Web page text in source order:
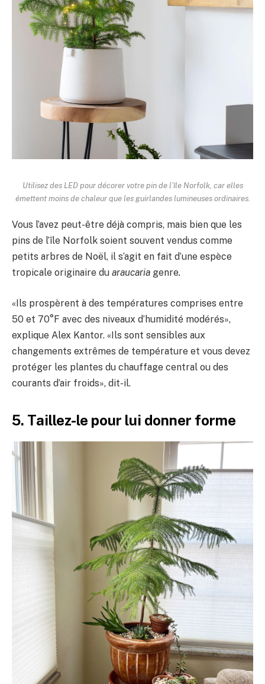
Utilisez des LED pour décorer votre pin de l’île Norfolk, car elles
émettent moins de chaleur que les guirlandes lumineuses ordinaires.
Vous l’avez peut-être déjà compris, mais bien que les
pins de l’île Norfolk soient souvent vendus comme
petits arbres de Noël, il s’agit en fait d’une espèce
tropicale originaire du araucaria genre.
«Ils prospèrent à des températures comprises entre
50 et 70°F avec des niveaux d’humidité modérés»,
explique Alex Kantor. «Ils sont sensibles aux
changements extrêmes de température et vous devez
protéger les plantes du chauffage central ou des
courants d’air froids», dit-il.
5. Taillez-le pour lui donner forme